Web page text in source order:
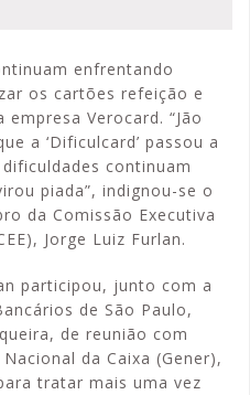
enfrentando
os cartões refeição e
Verocard. “Jão
a ‘Dificulcard’ passou a
continuam
piada”, indignou-se o
da Comissão Executiva
Jorge Luiz Furlan.
participou, junto com a
de São Paulo,
de reunião com
da Caixa (Gener),
tratar mais uma vez